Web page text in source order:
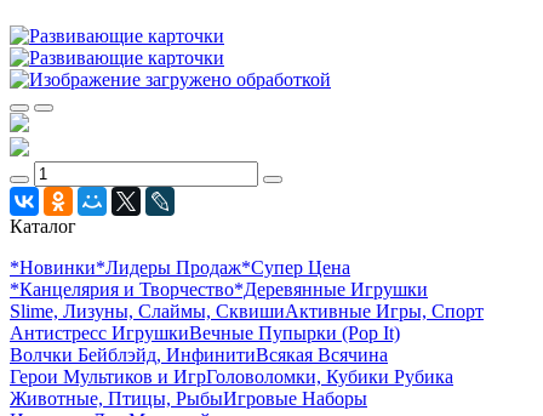
Каталог
*Новинки*Лидеры Продаж*Супер Цена
*Канцелярия и Творчество*Деревянные Игрушки
Slime, Лизуны, Слаймы, СквишиАктивные Игры, Спорт
Антистресс ИгрушкиВечные Пупырки (Pop It)
Волчки Бейблэйд, ИнфинитиВсякая Всячина
Герои Мультиков и ИгрГоловоломки, Кубики Рубика
Животные, Птицы, РыбыИгровые Наборы